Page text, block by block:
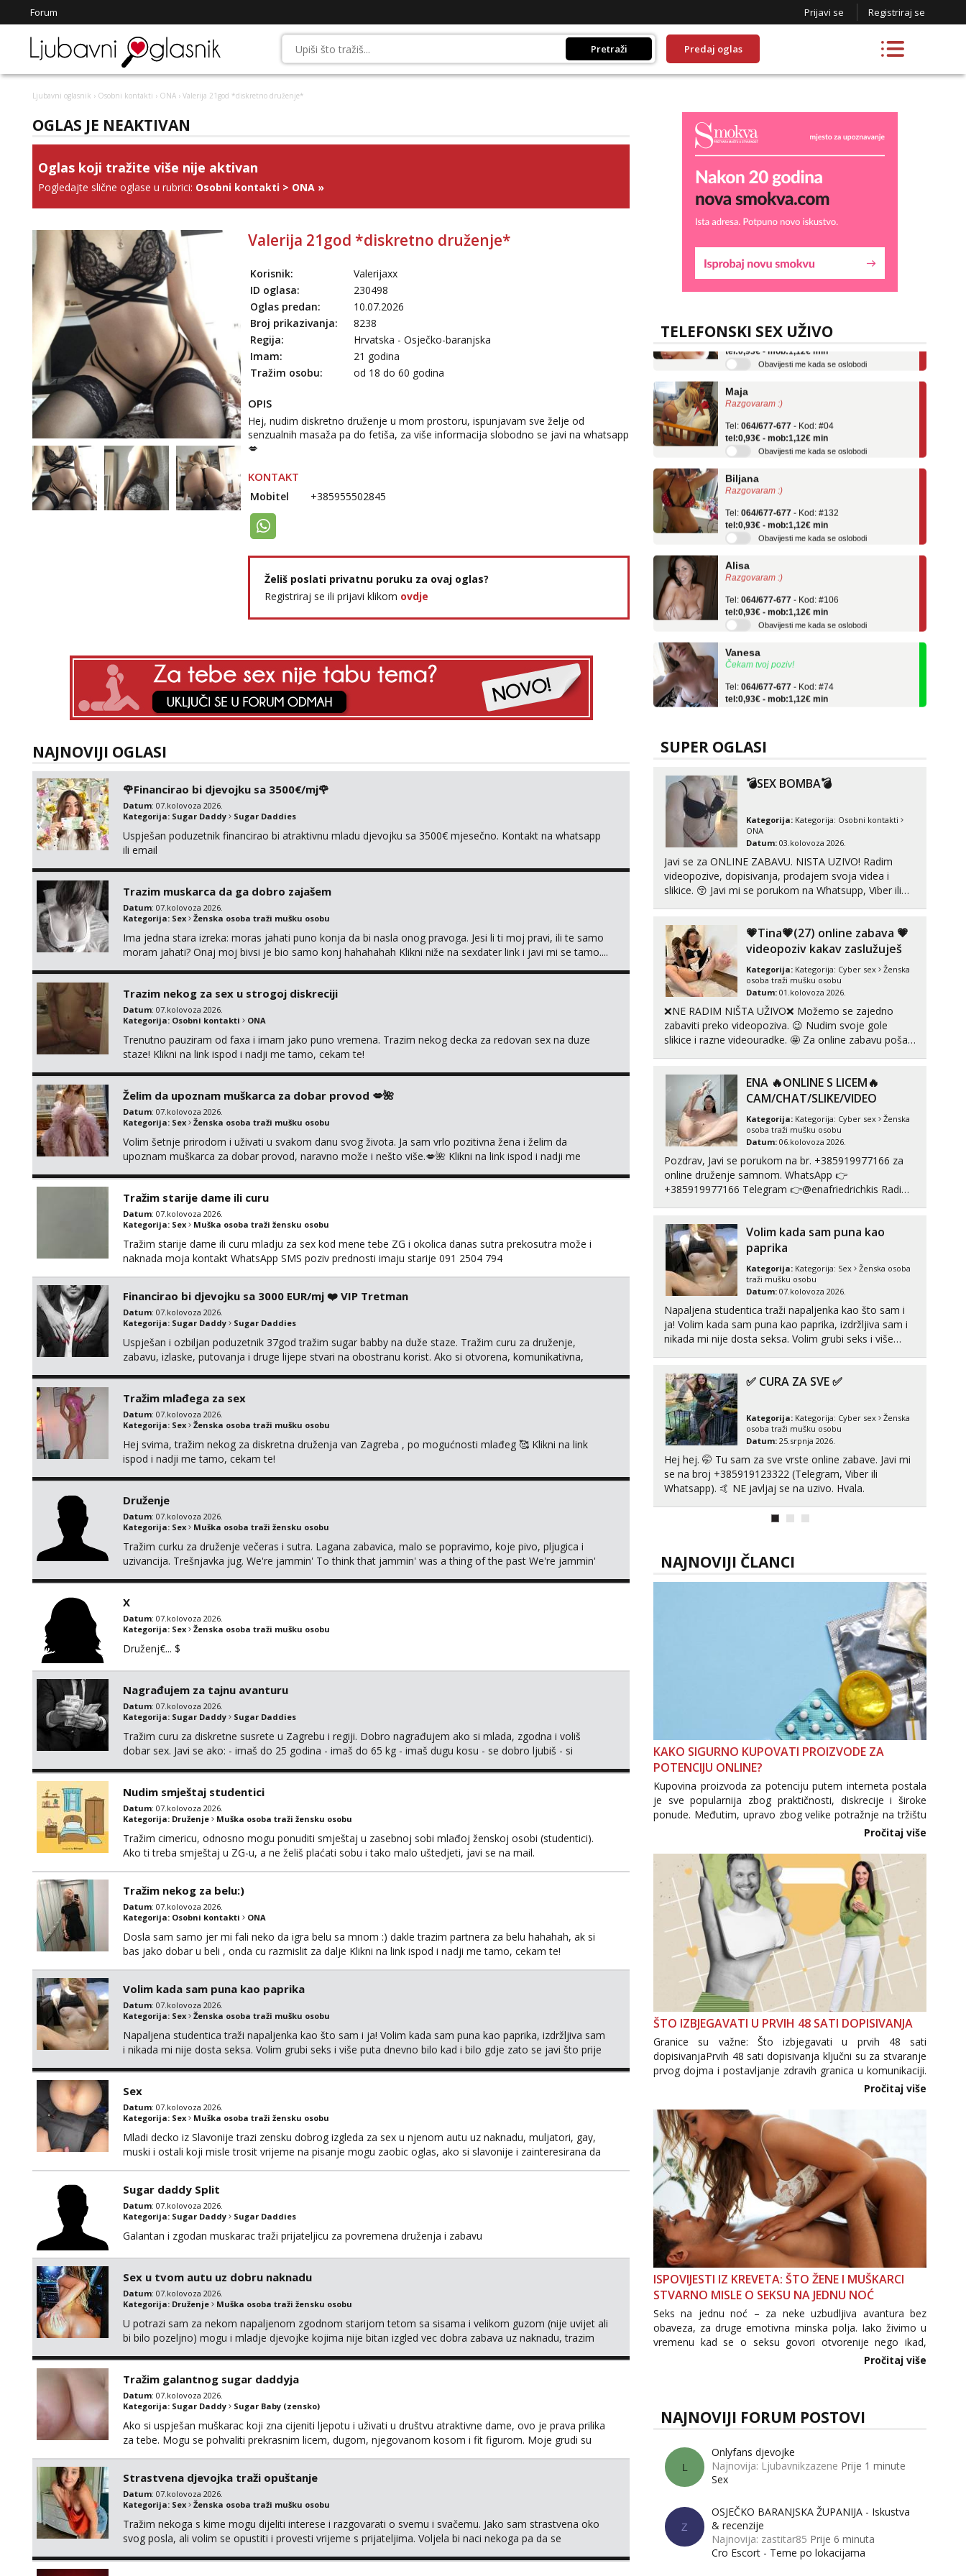
Forum Prijavi se Registriraj se
Pretraži Predaj oglas
Ljubavni oglasnik › Osobni kontakti › ONA › Valerija 21god *diskretno druženje*
OGLAS JE NEAKTIVAN
Oglas koji tražite više nije aktivan
Pogledajte slične oglase u rubrici: Osobni kontakti > ONA »
Valerija 21god *diskretno druženje*
Korisnik:
Valerijaxx
ID oglasa:
230498
Oglas predan:
10.07.2026
Broj prikazivanja:
8238
Regija:
Hrvatska - Osječko-baranjska
Imam:
21 godina
Tražim osobu:
od 18 do 60 godina
OPIS
Hej, nudim diskretno druženje u mom prostoru, ispunjavam sve želje od
senzualnih masaža pa do fetiša, za više informacija slobodno se javi na whatsapp
💋
KONTAKT
Mobitel +385955502845
Želiš poslati privatnu poruku za ovaj oglas?
Registriraj se ili prijavi klikom ovdje
NAJNOVIJI OGLASI
🌹Financirao bi djevojku sa 3500€/mj🌹
Datum: 07.kolovoza 2026.
Kategorija: Sugar Daddy Sugar Daddies
Uspješan poduzetnik financirao bi atraktivnu mladu djevojku sa 3500€ mjesečno. Kontakt na whatsapp
ili email
Trazim muskarca da ga dobro zajašem
Datum: 07.kolovoza 2026.
Kategorija: Sex Ženska osoba traži mušku osobu
Ima jedna stara izreka: moras jahati puno konja da bi nasla onog pravoga. Jesi li ti moj pravi, ili te samo
moram jahati? Onaj moj bivsi je bio samo konj hahahahah Klikni niže na sexdater link i javi mi se tamo....
Trazim nekog za sex u strogoj diskreciji
Datum: 07.kolovoza 2026.
Kategorija: Osobni kontakti ONA
Trenutno pauziram od faxa i imam jako puno vremena. Trazim nekog decka za redovan sex na duze
staze! Klikni na link ispod i nadji me tamo, cekam te!
Želim da upoznam muškarca za dobar provod 💋🌺
Datum: 07.kolovoza 2026.
Kategorija: Sex Ženska osoba traži mušku osobu
Volim šetnje prirodom i uživati u svakom danu svog života. Ja sam vrlo pozitivna žena i želim da
upoznam muškarca za dobar provod, naravno može i nešto više.💋🌺 Klikni na link ispod i nadji me
Tražim starije dame ili curu
Datum: 07.kolovoza 2026.
Kategorija: Sex Muška osoba traži žensku osobu
Tražim starije dame ili curu mladju za sex kod mene tebe ZG i okolica danas sutra prekosutra može i
naknada moja kontakt WhatsApp SMS poziv prednosti imaju starije 091 2504 794
Financirao bi djevojku sa 3000 EUR/mj ❤️ VIP Tretman
Datum: 07.kolovoza 2026.
Kategorija: Sugar Daddy Sugar Daddies
Uspješan i ozbiljan poduzetnik 37god tražim sugar babby na duže staze. Tražim curu za druženje,
zabavu, izlaske, putovanja i druge lijepe stvari na obostranu korist. Ako si otvorena, komunikativna,
Tražim mlađega za sex
Datum: 07.kolovoza 2026.
Kategorija: Sex Ženska osoba traži mušku osobu
Hej svima, tražim nekog za diskretna druženja van Zagreba , po mogućnosti mlađeg 🥰 Klikni na link
ispod i nadji me tamo, cekam te!
Druženje
Datum: 07.kolovoza 2026.
Kategorija: Sex Muška osoba traži žensku osobu
Tražim curku za druženje večeras i sutra. Lagana zabavica, malo se popravimo, koje pivo, pljugica i
uzivancija. Trešnjavka jug. We're jammin' To think that jammin' was a thing of the past We're jammin'
X
Datum: 07.kolovoza 2026.
Kategorija: Sex Ženska osoba traži mušku osobu
Druženj€... $
Nagrađujem za tajnu avanturu
Datum: 07.kolovoza 2026.
Kategorija: Sugar Daddy Sugar Daddies
Tražim curu za diskretne susrete u Zagrebu i regiji. Dobro nagrađujem ako si mlada, zgodna i voliš
dobar sex. Javi se ako: - imaš do 25 godina - imaš do 65 kg - imaš dugu kosu - se dobro ljubiš - si
Nudim smještaj studentici
Datum: 07.kolovoza 2026.
Kategorija: Druženje Muška osoba traži žensku osobu
Tražim cimericu, odnosno mogu ponuditi smještaj u zasebnoj sobi mlađoj ženskoj osobi (studentici).
Ako ti treba smještaj u ZG-u, a ne želiš plaćati sobu i tako malo uštedjeti, javi se na mail.
Tražim nekog za belu:)
Datum: 07.kolovoza 2026.
Kategorija: Osobni kontakti ONA
Dosla sam samo jer mi fali neko da igra belu sa mnom :) dakle trazim partnera za belu hahahah, ak si
bas jako dobar u beli , onda cu razmislit za dalje Klikni na link ispod i nadji me tamo, cekam te!
Volim kada sam puna kao paprika
Datum: 07.kolovoza 2026.
Kategorija: Sex Ženska osoba traži mušku osobu
Napaljena studentica traži napaljenka kao što sam i ja! Volim kada sam puna kao paprika, izdržljiva sam
i nikada mi nije dosta seksa. Volim grubi seks i više puta dnevno bilo kad i bilo gdje zato se javi što prije
Sex
Datum: 07.kolovoza 2026.
Kategorija: Sex Muška osoba traži žensku osobu
Mladi decko iz Slavonije trazi zensku dobrog izgleda za sex u njenom autu uz naknadu, muljatori, gay,
muski i ostali koji misle trosit vrijeme na pisanje mogu zaobic oglas, ako si slavonije i zainteresirana da
Sugar daddy Split
Datum: 07.kolovoza 2026.
Kategorija: Sugar Daddy Sugar Daddies
Galantan i zgodan muskarac traži prijateljicu za povremena druženja i zabavu
Sex u tvom autu uz dobru naknadu
Datum: 07.kolovoza 2026.
Kategorija: Druženje Muška osoba traži žensku osobu
U potrazi sam za nekom napaljenom zgodnom starijom tetom sa sisama i velikom guzom (nije uvijet ali
bi bilo pozeljno) mogu i mladje djevojke kojima nije bitan izgled vec dobra zabava uz naknadu, trazim
Tražim galantnog sugar daddyja
Datum: 07.kolovoza 2026.
Kategorija: Sugar Daddy Sugar Baby (zensko)
Ako si uspješan muškarac koji zna cijeniti ljepotu i uživati u društvu atraktivne dame, ovo je prava prilika
za tebe. Mogu se pohvaliti prekrasnim licem, dugom, njegovanom kosom i fit figurom. Moje grudi su
Strastvena djevojka traži opuštanje
Datum: 07.kolovoza 2026.
Kategorija: Sex Ženska osoba traži mušku osobu
Tražim nekoga s kime mogu dijeliti interese i razgovarati o svemu i svačemu. Jako sam strastvena oko
svog posla, ali volim se opustiti i provesti vrijeme s prijateljima. Voljela bi naci nekoga pa da se
TELEFONSKI SEX UŽIVO
Liliana
- Kod: #69
tel:0,93€ - mob:1,12€ min
Razgovaram :)
064/677-677
tel:0,93€ - mob:1,12€ min
Obavijesti me kada se oslobodi
Razgovaram :)
064/677-677
tel:0,93€ - mob:1,12€ min
Obavijesti me kada se oslobodi
Razgovaram :)
064/677-677
tel:0,93€ - mob:1,12€ min
Obavijesti me kada se oslobodi
Čekam tvoj poziv!
064/677-677
tel:0,93€ - mob:1,12€ min
Tel: 064/677-677
Ivančica
Čekam tvoj poziv!
Tel: 064/677-677- Kod: #108
tel:0,93€ - mob:1,12€ min
Anđela
Čekam tvoj poziv!
064/677-677
tel:0,93€ - mob:1,12€ min
Čekam tvoj poziv!
Tel: 064/677-677- Kod: #72
tel:0,93€ - mob:1,12€ min
Liliana
Razgovaram :)
tel:0,93€ - mob:1,12€ min
Maja
Razgovaram :)
Tel: 064/677-677 - Kod: #04
tel:0,93€ - mob:1,12€ min
Obavijesti me kada se oslobodi
Biljana
Tel:
tel:0,93€ - mob:1,12€ min
Obavijesti me kada se oslobodi
Alisa
Razgovaram :)
Tel:064/677-677- Kod: #106
tel:0,93€ - mob:1,12€ min
Obavijesti me kada se oslobodi
Čekam tvoj poziv!
Tel:
tel:0,93€ - mob:1,12€ min
Lili
Tel:064/677-677 - Kod: #128
tel:0,93€ - mob:1,12€ min
Čekam tvoj poziv!
tel:0,93€ - mob:1,12€ min
- Kod: #142
tel:0,93€ - mob:1,12€ min
- Kod: #72
tel:0,93€ - mob:1,12€ min
SUPER OGLASI
💣SEX BOMBA💣
Kategorija: Kategorija: Osobni kontakti
ONA
Datum: 03.kolovoza 2026.
Javi se za ONLINE ZABAVU. NISTA UZIVO! Radim
videopozive, dopisivanja, prodajem svoja videa i
slikice. 😚 Javi mi se porukom na Whatsupp, Viber ili
💗Tina💗(27) online zabava 💗
videopoziv kakav zaslužuješ
Kategorija: Kategorija: Cyber sex
Ženska
osoba traži mušku osobu
Datum: 01.kolovoza 2026.
❌NE RADIM NIŠTA UŽIVO❌ Možemo se zajedno
zabaviti preko videopoziva. 😉 Nudim svoje gole
slikice i razne videouradke. 🤩 Za online zabavu pošalji
vidjeti na videopozivu. 😉 S vama sam vec 5 ...
ENA 🔥ONLINE S LICEM🔥
CAM/CHAT/SLIKE/VIDEO
Kategorija: Kategorija: Cyber sex
Ženska
osoba traži mušku osobu
Datum: 06.kolovoza 2026.
Pozdrav, Javi se porukom na br. +385919977166 za
online druženje samnom. WhatsApp 👉
+385919977166 Telegram 👉@enafriedrichkis Radim
štikle, samostojeće itd. Nudim svakakva videa seksa,
puš...
Volim kada sam puna kao
paprika
Kategorija: Kategorija: Sex
Ženska osoba
traži mušku osobu
Datum: 07.kolovoza 2026.
Napaljena studentica traži napaljenka kao što sam i
ja! Volim kada sam puna kao paprika, izdržljiva sam i
nikada mi nije dosta seksa. Volim grubi seks i više
cekam te!
✅ CURA ZA SVE ✅
Kategorija: Kategorija: Cyber sex
Ženska
osoba traži mušku osobu
Datum: 25.srpnja 2026.
Hej hej. 🤭 Tu sam za sve vrste online zabave. Javi mi
se na broj +385919123322 (Telegram, Viber ili
Whatsapp). 🤙 NE javljaj se na uzivo. Hvala.
NAJNOVIJI ČLANCI
KAKO SIGURNO KUPOVATI PROIZVODE ZA
POTENCIJU ONLINE?
Kupovina proizvoda za potenciju putem interneta postala
je sve popularnija zbog praktičnosti, diskrecije i široke
ponude. Međutim, upravo zbog velike potražnje na tržištu
se pojavljuju i brojni krivotvoreni proizvodi, nepouzdane
internetske trgovine te proizvodi nepoznatog podrijetla. ...
Pročitaj više
ŠTO IZBJEGAVATI U PRVIH 48 SATI DOPISIVANJA
Granice su važne: Što izbjegavati u prvih 48 sati
dopisivanjaPrvih 48 sati dopisivanja ključni su za stvaranje
prvog dojma i postavljanje zdravih granica u komunikaciji.
Važno je izbjeći prebrzo otkrivanje osobnih ili intimnih
informacija, jer nepoznata osoba još nije zaslužila to
povjerenje. Takođe...
Pročitaj više
ISPOVIJESTI IZ KREVETA: ŠTO ŽENE I MUŠKARCI
STVARNO MISLE O SEKSU NA JEDNU NOĆ
Seks na jednu noć – za neke uzbudljiva avantura bez
obaveza, za druge emotivna minska polja. Iako živimo u
vremenu kad se o seksu govori otvorenije nego ikad,
tema „jedne noći strasti“ i dalje izaziva burne rasprave. Što
Pročitaj više
NAJNOVIJI FORUM POSTOVI
L
Onlyfans djevojke
Najnovija: Ljubavnikzazene Prije 1 minute
Sex
Z
OSJEČKO BARANJSKA ŽUPANIJA - Iskustva
& recenzije
Najnovija: zastitar85 Prije 6 minuta
Cro Escort - Teme po lokacijama